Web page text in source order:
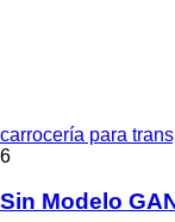
carrocería para
6
Sin Modelo